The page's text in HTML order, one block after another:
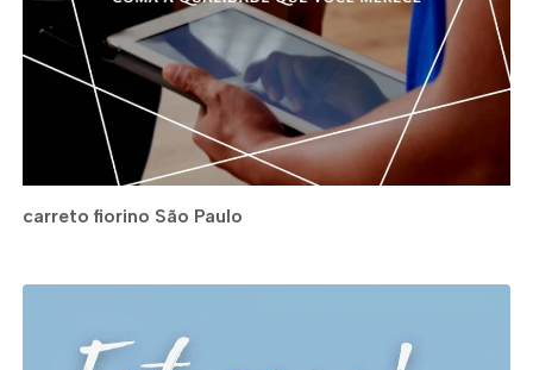
carreto fiorino São Paulo